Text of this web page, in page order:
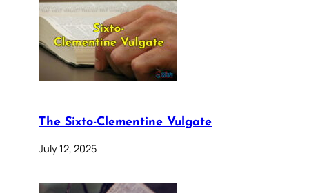
The Sixto-Clementine Vulgate
July 12, 2025